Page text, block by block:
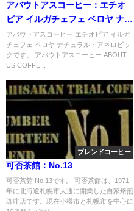
アバウトアスコーヒー：エチオ
ピア イルガチェフェ ベロヤ ナチ
ュラル・アネロビック
アバウトアスコーヒー エチオピア イルガ
チェフェ ベロヤ ナチュラル・アネロビッ
クです。 アバウトアスコーヒー ABOUT
US COFFE...
ブレンドコーヒー
可否茶館：No.13
可否茶館 No.13です。 可否茶館は、1971
年に北海道札幌市大通に開業した自家焙煎
珈琲店です。現在小樽市と札幌市を中心に